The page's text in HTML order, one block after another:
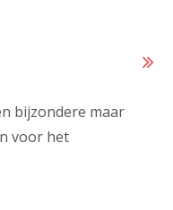
bijzondere maar
voor het